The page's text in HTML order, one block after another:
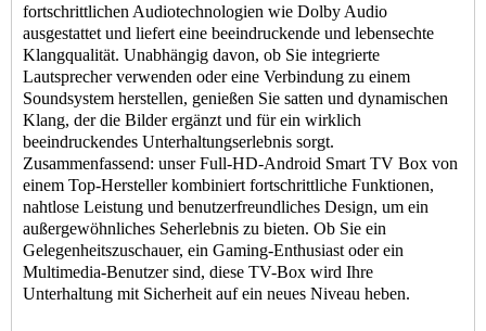
fortschrittlichen Audiotechnologien wie Dolby Audio
ausgestattet und liefert eine beeindruckende und lebensechte
Klangqualität. Unabhängig davon, ob Sie integrierte
Lautsprecher verwenden oder eine Verbindung zu einem
Soundsystem herstellen, genießen Sie satten und dynamischen
Klang, der die Bilder ergänzt und für ein wirklich
beeindruckendes Unterhaltungserlebnis sorgt.
Zusammenfassend: unser Full-HD-Android Smart TV Box von
einem Top-Hersteller kombiniert fortschrittliche Funktionen,
nahtlose Leistung und benutzerfreundliches Design, um ein
außergewöhnliches Seherlebnis zu bieten. Ob Sie ein
Gelegenheitszuschauer, ein Gaming-Enthusiast oder ein
Multimedia-Benutzer sind, diese TV-Box wird Ihre
Unterhaltung mit Sicherheit auf ein neues Niveau heben.